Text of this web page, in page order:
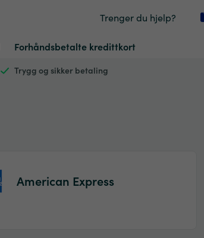
Trenger du hjelp?
Forhåndsbetalte kredittkort
Trygg og sikker betaling
American Express